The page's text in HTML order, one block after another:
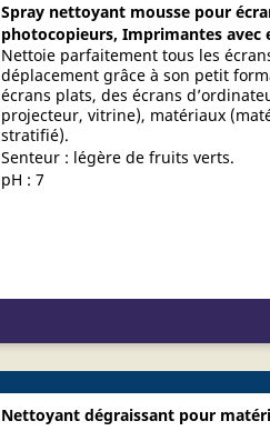
Spray nettoyant mousse pour
photocopieurs, Imprimantes avec
Nettoie parfaitement tous les
déplacement grâce à son petit
écrans plats, des écrans
projecteur, vitrine), matériaux
stratifié).
Senteur : légère de fruits verts.
pH : 7
Nettoyant dégraissant pour